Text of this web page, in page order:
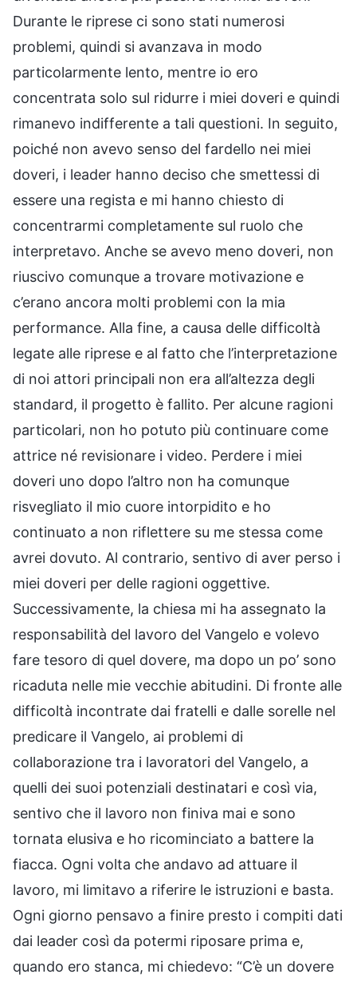
Durante le riprese ci sono stati numerosi
problemi, quindi si avanzava in modo
particolarmente lento, mentre io ero
concentrata solo sul ridurre i miei doveri e quindi
rimanevo indifferente a tali questioni. In seguito,
poiché non avevo senso del fardello nei miei
doveri, i leader hanno deciso che smettessi di
essere una regista e mi hanno chiesto di
concentrarmi completamente sul ruolo che
interpretavo. Anche se avevo meno doveri, non
riuscivo comunque a trovare motivazione e
c’erano ancora molti problemi con la mia
performance. Alla fine, a causa delle difficoltà
legate alle riprese e al fatto che l’interpretazione
di noi attori principali non era all’altezza degli
standard, il progetto è fallito. Per alcune ragioni
particolari, non ho potuto più continuare come
attrice né revisionare i video. Perdere i miei
doveri uno dopo l’altro non ha comunque
risvegliato il mio cuore intorpidito e ho
continuato a non riflettere su me stessa come
avrei dovuto. Al contrario, sentivo di aver perso i
miei doveri per delle ragioni oggettive.
Successivamente, la chiesa mi ha assegnato la
responsabilità del lavoro del Vangelo e volevo
fare tesoro di quel dovere, ma dopo un po’ sono
ricaduta nelle mie vecchie abitudini. Di fronte alle
difficoltà incontrate dai fratelli e dalle sorelle nel
predicare il Vangelo, ai problemi di
collaborazione tra i lavoratori del Vangelo, a
quelli dei suoi potenziali destinatari e così via,
sentivo che il lavoro non finiva mai e sono
tornata elusiva e ho ricominciato a battere la
fiacca. Ogni volta che andavo ad attuare il
lavoro, mi limitavo a riferire le istruzioni e basta.
Ogni giorno pensavo a finire presto i compiti dati
dai leader così da potermi riposare prima e,
quando ero stanca, mi chiedevo: “C’è un dovere